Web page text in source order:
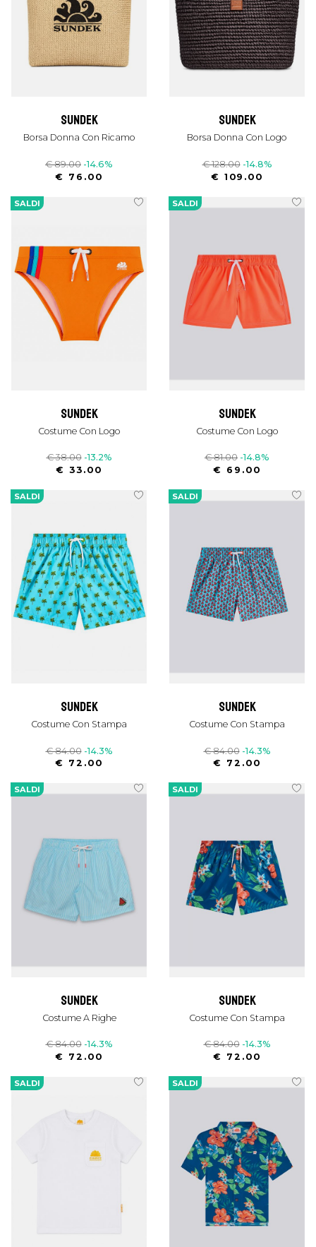
sundek
Borsa Donna Con Ricamo
€ 89.00 -14.6%
€ 76.00
sundek
Borsa Donna Con Logo
€ 128.00 -14.8%
€ 109.00
SALDI
sundek
Costume Con Logo
€ 38.00 -13.2%
€ 33.00
SALDI
sundek
Costume Con Logo
€ 81.00 -14.8%
€ 69.00
SALDI
sundek
Costume Con Stampa
€ 84.00 -14.3%
€ 72.00
SALDI
sundek
Costume Con Stampa
€ 84.00 -14.3%
€ 72.00
SALDI
sundek
Costume A Righe
€ 84.00 -14.3%
€ 72.00
SALDI
sundek
Costume Con Stampa
€ 84.00 -14.3%
€ 72.00
SALDI SALDI